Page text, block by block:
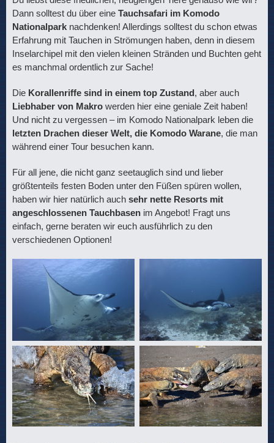
Dann solltest du über eine Tauchsafari im Komodo
Nationalpark nachdenken! Allerdings solltest du schon etwas
Erfahrung mit Tauchen in Strömungen haben, denn in diesem
Inselarchipel mit den vielen kleinen Stränden und Buchten geht
es manchmal ordentlich zur Sache!
Die Korallenriffe sind in einem top Zustand, aber auch
Liebhaber von Makro werden hier eine geniale Zeit haben!
Und nicht zu vergessen – im Komodo Nationalpark leben die
letzten Drachen dieser Welt, die Komodo Warane, die man
während einer Tour besuchen kann.
Für all jene, die nicht ganz seetauglich sind und lieber
größtenteils festen Boden unter den Füßen spüren wollen,
haben wir hier natürlich auch sehr nette Resorts mit
angeschlossenen Tauchbasen im Angebot! Fragt uns
einfach, gerne beraten wir euch ausführlich zu den
verschiedenen Optionen!